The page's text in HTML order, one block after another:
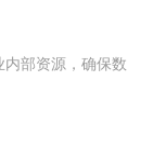
部资源，确保数